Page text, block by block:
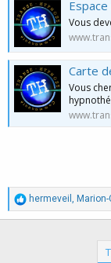
Vous
Carte
Vous
R
é
a
hermeveil Marion-